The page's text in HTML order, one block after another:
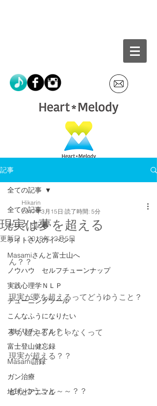
記事
全ての記事
セレクト記事
ライトさんのイベント
Masamiさんと富士山へ
ノウハウ セルフチューンナップ
実践心理学ＮＬＰ
チューニングツール
こんなふうになりたい
スピリチュアル？！
富士登山健忘録
Masami語録
ガン治療
地球とアニマル
全ての記事
現実は夢を超える
Hikarin
2017年3月15日 読了時間: 5分
更新日：2018年12月5日
ん？？
現実が夢を超えるってどうゆうこと？
夢が超えるんじゃなくって
現実が超える？？
どうゆうこと～～？？